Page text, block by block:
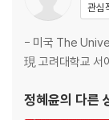
LECCION8 ¿A
· Vocabulario y
· Gramatica y
LECCION9
관심
- 미국 The
現 고려대학교 서
정혜윤의 다른